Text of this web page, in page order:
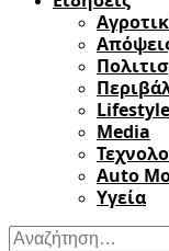
Lifestyle
Media
Auto
Υγεία
Αναζήτηση